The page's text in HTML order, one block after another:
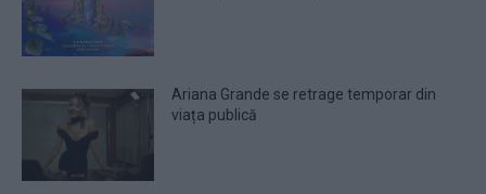
Ariana Grande se retrage temporar din
viața publică